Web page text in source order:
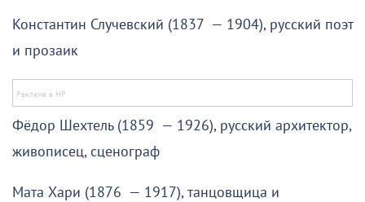
Константин Случевский (1837 — 1904), русский поэт
и прозаик
Фёдор Шехтель (1859 — 1926), русский архитектор,
живописец, сценограф
Мата Хари (1876 — 1917), танцовщица и